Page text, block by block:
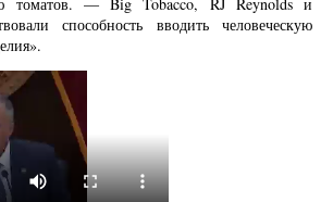
способность вводить человеческую